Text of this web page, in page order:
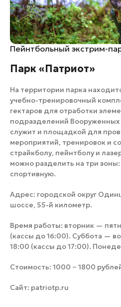
Пейнтбольный экстрим-
Парк «Патриот»
На территории парка
учебно-тренировочный
гектаров для отработки
подразделений
служит и площадкой для
мероприятий, тренировок и
страйкболу, пейнтболу и
можно разделить на три
спортивную.
Адрес: городской округ
шоссе, 55-й километр.
Время работы: вторник —
(кассы до 16:00). Суббота —
18:00 (кассы до 17:00).
Стоимость: 1000 − 1800
Сайт: patriotp.ru